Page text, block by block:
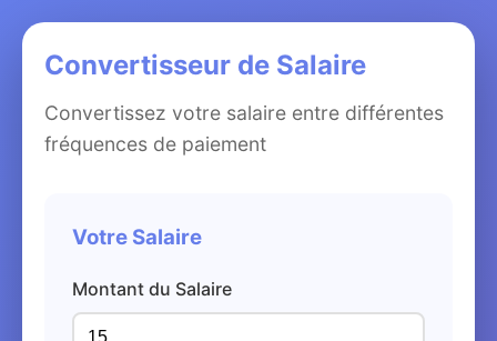
Convertisseur de Salaire
Convertissez votre salaire entre différentes
fréquences de paiement
Votre Salaire
Montant du Salaire